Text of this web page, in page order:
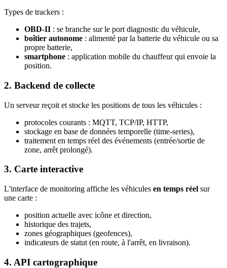
Types de trackers :
OBD-II : se branche sur le port diagnostic du véhicule,
boîtier autonome : alimenté par la batterie du véhicule ou sa
propre batterie,
smartphone : application mobile du chauffeur qui envoie la
position.
2. Backend de collecte
Un serveur reçoit et stocke les positions de tous les véhicules :
protocoles courants : MQTT, TCP/IP, HTTP,
stockage en base de données temporelle (time-series),
traitement en temps réel des événements (entrée/sortie de
zone, arrêt prolongé).
3. Carte interactive
L'interface de monitoring affiche les véhicules en temps réel sur
une carte :
position actuelle avec icône et direction,
historique des trajets,
zones géographiques (geofences),
indicateurs de statut (en route, à l'arrêt, en livraison).
4. API cartographique